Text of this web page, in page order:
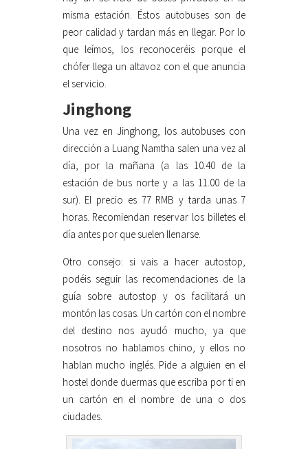
misma estación. Éstos autobuses son de
peor calidad y tardan más en llegar. Por lo
que leímos, los reconoceréis porque el
chófer llega un altavoz con el que anuncia
el servicio.
Jinghong
Una vez en Jinghong, los autobuses con
dirección a Luang Namtha salen una vez al
día, por la mañana (a las 10.40 de la
estación de bus norte y a las 11.00 de la
sur). El precio es 77 RMB y tarda unas 7
horas. Recomiendan reservar los billetes el
día antes por que suelen llenarse.
Otro consejo: si vais a hacer autostop,
podéis seguir las recomendaciones de la
guía sobre autostop y os facilitará un
montón las cosas. Un cartón con el nombre
del destino nos ayudó mucho, ya que
nosotros no hablamos chino, y ellos no
hablan mucho inglés. Pide a alguien en el
hostel donde duermas que escriba por ti en
un cartón en el nombre de una o dos
ciudades.